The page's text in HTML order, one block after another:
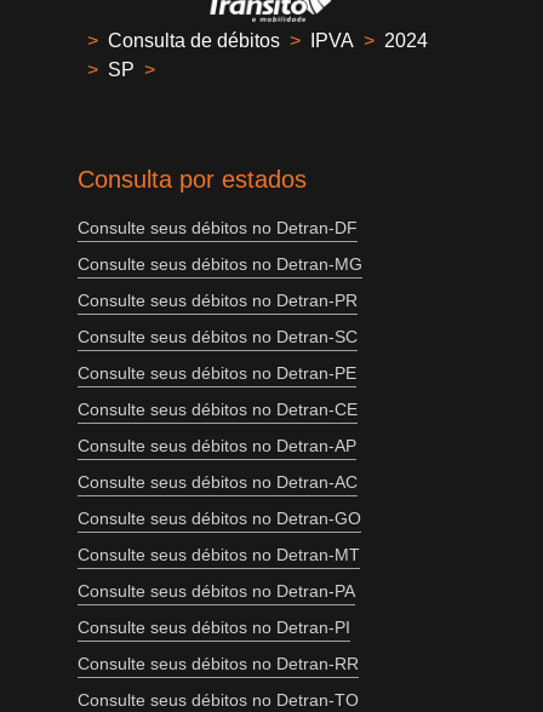
> Consulta de débitos > IPVA > 2024
> SP >
Consulta por estados
Consulte seus débitos no Detran-DF
Consulte seus débitos no Detran-MG
Consulte seus débitos no Detran-PR
Consulte seus débitos no Detran-SC
Consulte seus débitos no Detran-PE
Consulte seus débitos no Detran-CE
Consulte seus débitos no Detran-AP
Consulte seus débitos no Detran-AC
Consulte seus débitos no Detran-GO
Consulte seus débitos no Detran-MT
Consulte seus débitos no Detran-PA
Consulte seus débitos no Detran-PI
Consulte seus débitos no Detran-RR
Consulte seus débitos no Detran-TO